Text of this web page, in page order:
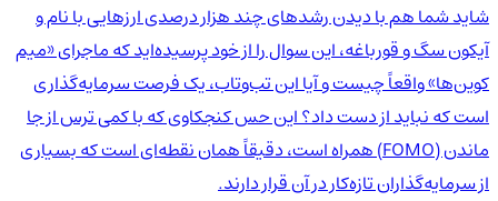
شاید شما هم با دیدن رشدهای چند هزار درصدی ارزهایی با نام و
آیکون سگ و قورباغه، این سوال را از خود پرسیده‌اید که ماجرای «میم
کوین‌ها» واقعاً چیست و آیا این تب‌وتاب، یک فرصت سرمایه‌گذاری
است که نباید از دست داد؟ این حس کنجکاوی که با کمی ترس از جا
ماندن (FOMO) همراه است، دقیقاً همان نقطه‌ای است که بسیاری
از سرمایه‌گذاران تازه‌کار در آن قرار دارند.